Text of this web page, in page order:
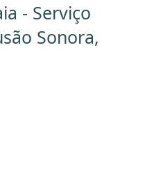
- Serviço
Sonora,